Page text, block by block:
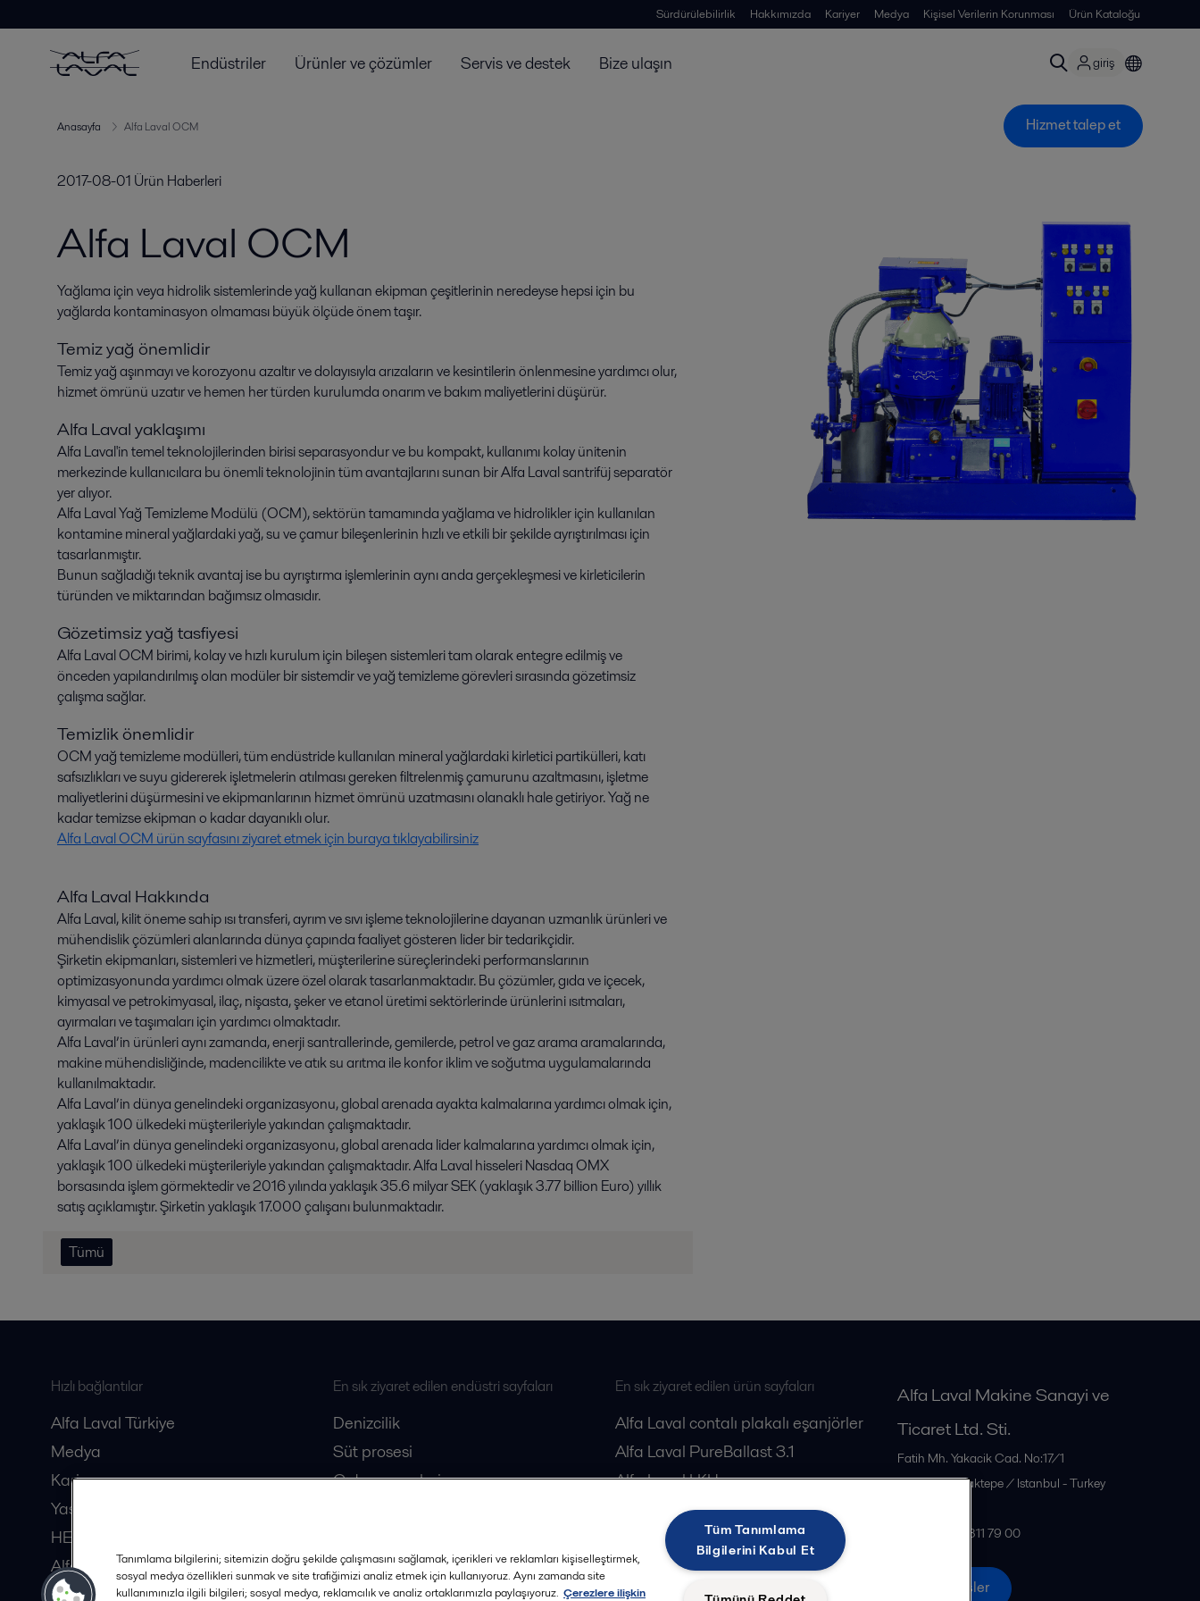
Sürdürülebilirlik Hakkımızda Kariyer Medya Kişisel Verilerin Korunması Ürün Kataloğu
Endüstriler Ürünler ve çözümler Servis ve destek Bize ulaşın giriş
Anasayfa Alfa Laval OCM Hizmet talep et
2017-08-01 Ürün Haberleri
Alfa Laval OCM
Yağlama için veya hidrolik sistemlerinde yağ kullanan ekipman çeşitlerinin neredeyse hepsi için bu
yağlarda kontaminasyon olmaması büyük ölçüde önem taşır.
Temiz yağ önemlidir
Temiz yağ aşınmayı ve korozyonu azaltır ve dolayısıyla arızaların ve kesintilerin önlenmesine yardımcı olur,
hizmet ömrünü uzatır ve hemen her türden kurulumda onarım ve bakım maliyetlerini düşürür.
Alfa Laval yaklaşımı
Alfa Laval'in temel teknolojilerinden birisi separasyondur ve bu kompakt, kullanımı kolay ünitenin
merkezinde kullanıcılara bu önemli teknolojinin tüm avantajlarını sunan bir Alfa Laval santrifüj separatör
yer alıyor.
Alfa Laval Yağ Temizleme Modülü (OCM), sektörün tamamında yağlama ve hidrolikler için kullanılan
kontamine mineral yağlardaki yağ, su ve çamur bileşenlerinin hızlı ve etkili bir şekilde ayrıştırılması için
tasarlanmıştır.
Bunun sağladığı teknik avantaj ise bu ayrıştırma işlemlerinin aynı anda gerçekleşmesi ve kirleticilerin
türünden ve miktarından bağımsız olmasıdır.
Gözetimsiz yağ tasfiyesi
Alfa Laval OCM birimi, kolay ve hızlı kurulum için bileşen sistemleri tam olarak entegre edilmiş ve
önceden yapılandırılmış olan modüler bir sistemdir ve yağ temizleme görevleri sırasında gözetimsiz
çalışma sağlar.
Temizlik önemlidir
OCM yağ temizleme modülleri, tüm endüstride kullanılan mineral yağlardaki kirletici partikülleri, katı
safsızlıkları ve suyu gidererek işletmelerin atılması gereken filtrelenmiş çamurunu azaltmasını, işletme
maliyetlerini düşürmesini ve ekipmanlarının hizmet ömrünü uzatmasını olanaklı hale getiriyor. Yağ ne
kadar temizse ekipman o kadar dayanıklı olur.
Alfa Laval OCM ürün sayfasını ziyaret etmek için buraya tıklayabilirsiniz
Alfa Laval Hakkında
Alfa Laval, kilit öneme sahip ısı transferi, ayrım ve sıvı işleme teknolojilerine dayanan uzmanlık ürünleri ve
mühendislik çözümleri alanlarında dünya çapında faaliyet gösteren lider bir tedarikçidir.
Şirketin ekipmanları, sistemleri ve hizmetleri, müşterilerine süreçlerindeki performanslarının
optimizasyonunda yardımcı olmak üzere özel olarak tasarlanmaktadır. Bu çözümler, gıda ve içecek,
kimyasal ve petrokimyasal, ilaç, nişasta, şeker ve etanol üretimi sektörlerinde ürünlerini ısıtmaları,
ayırmaları ve taşımaları için yardımcı olmaktadır.
Alfa Laval’in ürünleri aynı zamanda, enerji santrallerinde, gemilerde, petrol ve gaz arama aramalarında,
makine mühendisliğinde, madencilikte ve atık su arıtma ile konfor iklim ve soğutma uygulamalarında
kullanılmaktadır.
Alfa Laval’in dünya genelindeki organizasyonu, global arenada ayakta kalmalarına yardımcı olmak için,
yaklaşık 100 ülkedeki müşterileriyle yakından çalışmaktadır.
Alfa Laval’in dünya genelindeki organizasyonu, global arenada lider kalmalarına yardımcı olmak için,
yaklaşık 100 ülkedeki müşterileriyle yakından çalışmaktadır. Alfa Laval hisseleri Nasdaq OMX
borsasında işlem görmektedir ve 2016 yılında yaklaşık 35.6 milyar SEK (yaklaşık 3.77 billion Euro) yıllık
satış açıklamıştır. Şirketin yaklaşık 17.000 çalışanı bulunmaktadır.
Tümü
Hızlı bağlantılar
Alfa Laval Türkiye
Medya
Kariyer
Yasal
HERE Dergisi
Alfa Laval Distribütörleri
Güvenlik Veri Sayfaları
En sık ziyaret edilen endüstri sayfaları
Denizcilik
Süt prosesi
Gıda prosesleri
En sık ziyaret edilen ürün sayfaları
Alfa Laval contalı plakalı eşanjörler
Alfa Laval PureBallast 3.1
Alfa Laval LKH pompa
Alfa Laval dekantörler
Alfa Laval separatörler
Alfa Laval Makine Sanayi ve
Ticaret Ltd. Sti.
Fatih Mh. Yakacik Cad. No:17/1
34885Sancaktepe / Istanbul - Turkey
Tel: +90 216 311 79 00
Tüm ofisler
Tanımlama bilgilerini; sitemizin doğru şekilde çalışmasını sağlamak, içerikleri ve reklamları kişiselleştirmek,
sosyal medya özellikleri sunmak ve site trafiğimizi analiz etmek için kullanıyoruz. Aynı zamanda site
kullanımınızla ilgili bilgileri; sosyal medya, reklamcılık ve analiz ortaklarımızla paylaşıyoruz. Çerezlere ilişkin
Tüm Tanımlama
Bilgilerini Kabul Et